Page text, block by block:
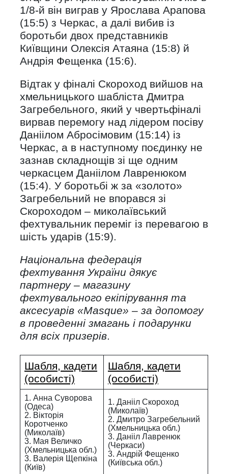
1/8-й він виграв у Ярослава Арапова
(15:5) з Черкас, а далі вибив із
боротьби двох представників
Київщини Олексія Атаяна (15:8) й
Андрія Фещенка (15:6).
Відтак у фіналі Скороход вийшов на
хмельницького шабліста Дмитра
Загребельного, який у чвертьфіналі
вирвав перемогу над лідером посіву
Даніілом Абросімовим (15:14) із
Черкас, а в наступному поєдинку не
зазнав складнощів зі ще одним
черкасцем Даніілом Лавренюком
(15:4). У боротьбі ж за «золото»
Загребельний не впорався зі
Скороходом – миколаївський
фехтувальник переміг із перевагою в
шість ударів (15:9).
Національна федерація
фехтування України дякує
партнеру – магазину
фехтувального екіпірування та
аксесуарів «Masque» – за допомогу
в проведенні змагань і подарунки
для всіх призерів.
Шабля, кадети
(особисті)
Шабля, кадети
(особисті)
1. Анна Суворова
(Одеса)
2. Вікторія
Коротченко
(Миколаїв)
3. Мая Величко
(Хмельницька обл.)
3. Валерія Щепкіна
(Київ)
1. Данііл Скороход
(Миколаїв)
2. Дмитро Загребельний
(Хмельницька обл.)
3. Данііл Лавренюк
(Черкаси)
3. Андрій Фещенко
(Київська обл.)